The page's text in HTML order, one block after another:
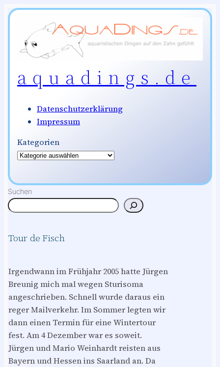
Zum
springen
aquadings.de
Datenschutzerklärung
Impressum
Kategorien
Suchen
Tour de Fisch
Irgendwann im Frühjahr 2005 hatte Jürgen
Breunig mich mal wegen Sturisoma
angeschrieben. Schnell wurde daraus ein
reger Mailverkehr. Im Sommer legten wir
dann einen Termin für eine Wintertour
fest. Am 4 Dezember war es soweit.
Jürgen und Mario Weinhardt reisten aus
Bayern und Hessen ins Saarland an. Da